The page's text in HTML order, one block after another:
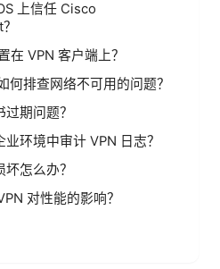
上信任 Cisco
在 VPN 客户端上？
何排查网络不可用的问题？
期问题？
环境中审计 VPN 日志？
怎么办？
对性能的影响？